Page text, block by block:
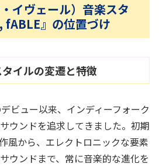
イヴェール）音楽スタ
fABLE』の位置づけ
イルの変遷と特徴
ビュー以来、インディーフォーク
ウンドを追求してきました。初期
風から、エレクトロニックな要素
ウンドまで、常に音楽的な進化を